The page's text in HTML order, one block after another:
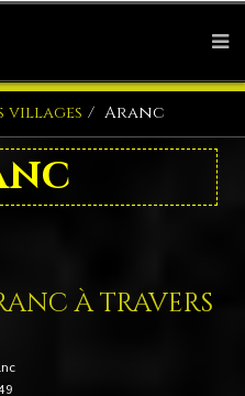
villages Aranc
à travers